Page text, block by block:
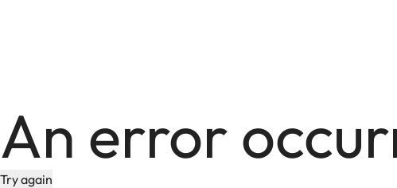
An error
Try again